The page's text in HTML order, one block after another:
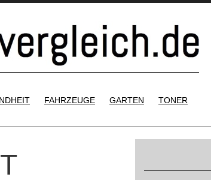
FAHRZEUGE GARTEN TONER